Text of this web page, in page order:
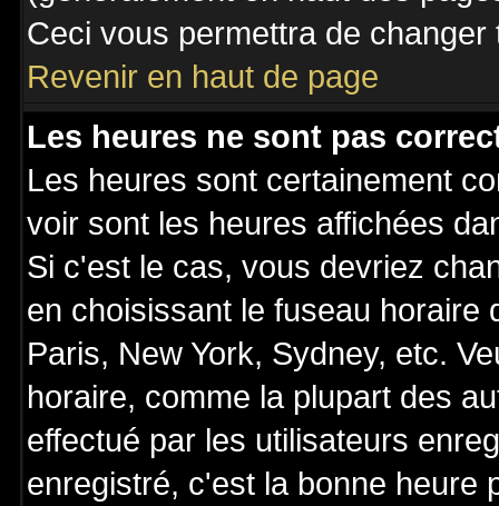
Ceci vous permettra de
Revenir en haut de page
Les heures ne sont pas
Les heures sont certainement
voir sont les heures affichées
Si c'est le cas, vous devriez
en choisissant le fuseau horaire
Paris, New York, Sydney, etc.
horaire, comme la plupart des
effectué par les utilisateurs
enregistré, c'est la bonne heure